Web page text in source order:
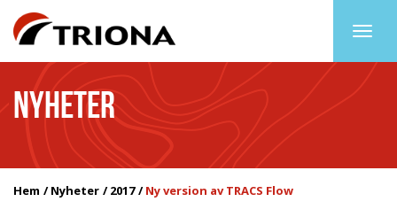
NYHETER
Hem Nyheter 2017 Ny version av TRACS Flow